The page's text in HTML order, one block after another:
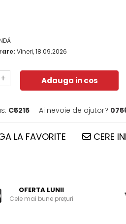
Vineri, 18.09.2026
Adauga in cos
C5215 Ai nevoie de ajutor?
LA FAVORITE CERE
OFERTA LUNII
Cele mai bune prețuri